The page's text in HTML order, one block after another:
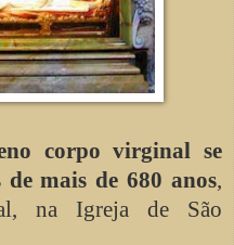
corpo virginal se
de mais de 680 anos,
na Igreja de São